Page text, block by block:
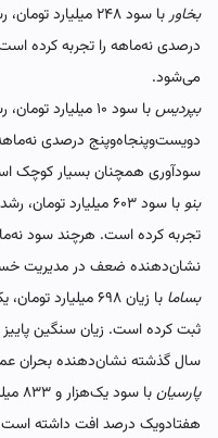
بخاور
با سود ۲۴۸
درصدی نه‌ماهه را تجربه کرده
می‌شود.
بپردیس
با سود ۱۰
دویست‌وپنجاه‌وپنج درصدی
سودآوری همچنان بسیار کوچک
بنو
با سود ۶۰۳ میلیارد
تجربه کرده است. هرچند سود
نشان‌دهنده ضعف در مدیریت
بساما
با زیان ۶۹۸
ثبت کرده است. زیان سنگین
سال گذشته نشان‌دهنده بحران
پارسیان
با
هفتاد‌ویک درصد افت داشته